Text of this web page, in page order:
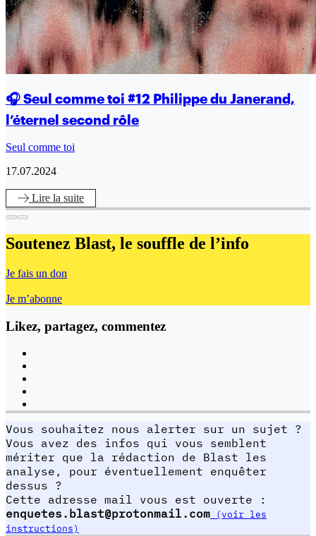
🎧 Seul comme toi #12 Philippe du Janerand,
l’éternel second rôle
Seul comme toi
17.07.2024
Lire la suite
Soutenez Blast, le souffle de l’info
Je fais un don
Je m’abonne
Likez, partagez, commentez
Vous souhaitez nous alerter sur un sujet ?
Vous avez des infos qui vous semblent
mériter que la rédaction de Blast les
analyse, pour éventuellement enquêter
dessus ?
Cette adresse mail vous est ouverte :
enquetes.blast@protonmail.com (voir les
instructions)